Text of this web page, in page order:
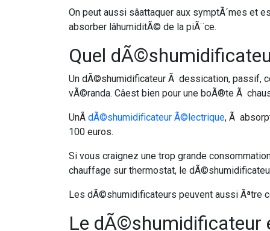
On peut aussi sâattaquer aux symptÃ´mes
absorber lâhumiditÃ© de la piÃ¨ce.
Quel
Un dÃ©shumidificateur Ã dessication, passif,
vÃ©randa. Câest bien pour une boÃ®te Ã
UnÂ dÃ©shumidificateur Ã©lectrique, Ã
100 euros.
Si vous craignez une trop grande
chauffage sur thermostat, le
Les dÃ©shumidificateurs peuvent aussi Ãªtre
Le dÃ©shumidificateur